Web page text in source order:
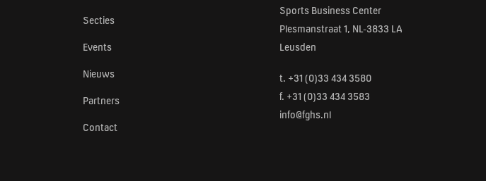
Secties
Events
Nieuws
Partners
Contact
Sports Business Center
Plesmanstraat 1, NL-3833 LA
Leusden
t. +31 (0)33 434 3580
f. +31 (0)33 434 3583
info@fghs.nl